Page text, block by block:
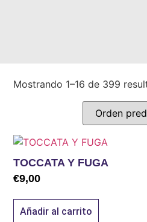
Mostrando 1–16 de 399
TOCCATA Y FUGA
€9,00
Añadir al carrito